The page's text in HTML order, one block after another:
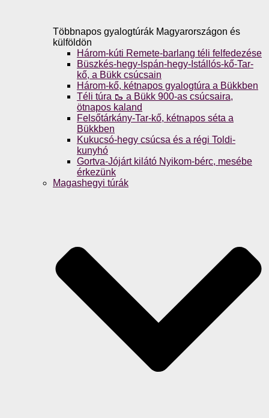
Többnapos gyalogtúrák Magyarországon és
külföldön
Három-kúti Remete-barlang téli felfedezése
Büszkés-hegy-Ispán-hegy-Istállós-kő-Tar-
kő, a Bükk csúcsain
Három-kő, kétnapos gyalogtúra a Bükkben
Téli túra 🥾 a Bükk 900-as csúcsaira,
ötnapos kaland
Felsőtárkány-Tar-kő, kétnapos séta a
Bükkben
Kukucsó-hegy csúcsa és a régi Toldi-
kunyhó
Gortva-Jójárt kilátó Nyikom-bérc, mesébe
érkezünk
Magashegyi túrák